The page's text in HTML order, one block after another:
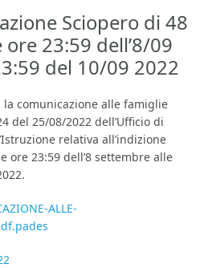
Sciopero di 48
23:59 dell’8/09
del 10/09 2022
la comunicazione alle famiglie
del 25/08/2022 dell’Ufficio di
relativa all’indizione
ore 23:59 dell’8 settembre alle
ALLE-